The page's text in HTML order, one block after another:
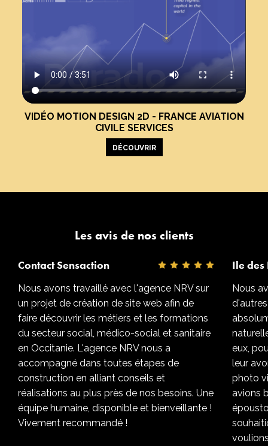
VIDÉO MOTION DESIGN 2D - FRANCE AVIATION
CIVILE SERVICES
DÉCOUVRIR
Les avis de nos clients
Contact Sensaction
Nous avons travaillé avec l'agence NRV sur
un projet de création de site web afin de
faire découvrir les métiers et les formations
du secteur social, médico-social et sanitaire
en Occitanie. L'agence NRV nous a
accompagné dans toutes étapes de
construction en alliant conseils et
réalisations au plus près de nos besoins. Une
équipe humaine, disponible et bienveillante !
Vivement recommandé !
Ile des
Nous
eux,
leur
photo
avions